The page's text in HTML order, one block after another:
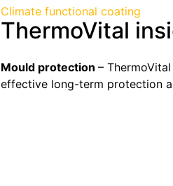
Climate functional coating
ThermoVital
Mould protection –
effective long-term protection